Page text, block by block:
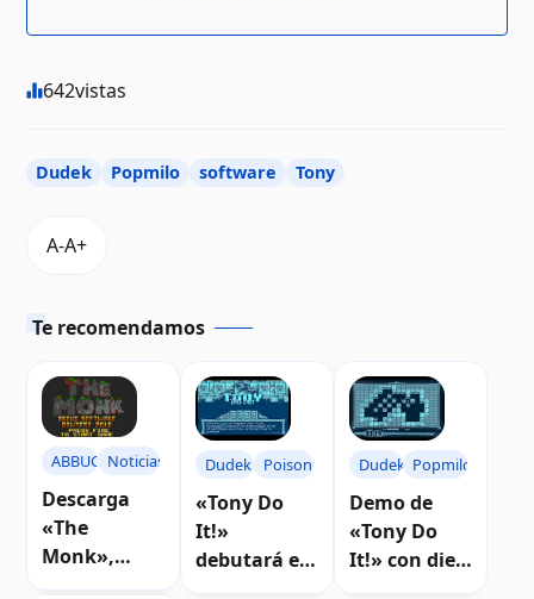
642vistas
Dudek Popmilo software Tony
Te recomendamos
ABBUC Noticias
Descarga
«The
Monk»,
Dudek Poison
«Tony Do
It!»
debutará en
Dudek Popmilo
Demo de
«Tony Do
It!» con diez